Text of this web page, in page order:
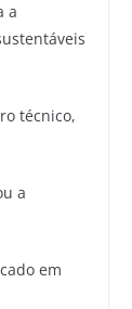
a
técnico,
a
em